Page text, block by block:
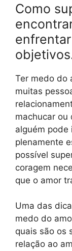
Como
Ter medo do
muitas
machucar ou
alguém pode
plenamente
possível
coragem
que o amor
Uma das
medo do
quais são os
relação ao